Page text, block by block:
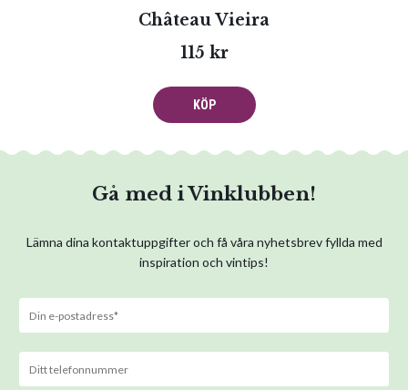
Château Vieira
115 kr
KÖP
Gå med i Vinklubben!
Lämna dina kontaktuppgifter och få våra nyhetsbrev fyllda med
inspiration och vintips!